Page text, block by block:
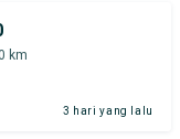
km
3 hari yang lalu